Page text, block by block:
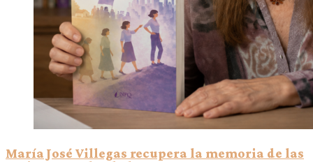
María José Villegas recupera la memoria de las